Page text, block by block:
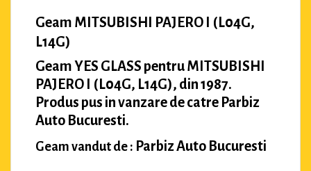
Geam MITSUBISHI PAJERO I (L04G,
L14G)
Geam YES GLASS pentru MITSUBISHI
PAJERO I (L04G, L14G), din 1987.
Produs pus in vanzare de catre Parbiz
Auto Bucuresti.
Geam vandut de : Parbiz Auto Bucuresti